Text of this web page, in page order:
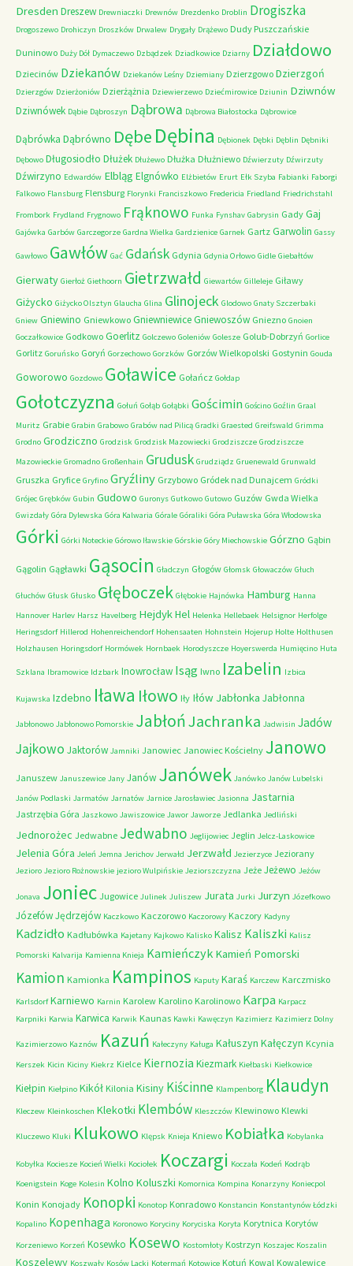
Dresden Dreszew Drewniaczki Drewnów Drezdenko Droblin Drogiszka
Drogoszewo Drohiczyn Droszków Drwalew Drygały Drążewo Dudy Puszczańskie
Duninowo Duży Dół Dymaczewo Dzbądzek Dziadkowice Dziarny Działdowo
Dziecinów Dziekanów Dziekanów Leśny Dziemiany Dzierzgowo Dzierzgoń
Dzierzgów Dzierżoniów Dzierżążnia Dziewierzewo Dziećmirowice Dziunin Dziwnów
Dziwnówek Dąbie Dąbroszyn Dąbrowa Dąbrowa Białostocka Dąbrowice
Dąbrówka Dąbrówno Dębe Dębina Dębionek Dębki Dęblin Dębniki
Dębowo Długosiodło Dłużek Dłużewo Dłużka Dłużniewo Dźwierzuty Dźwirzuty
Dźwirzyno Edwardów Elbląg Elgnówko Elżbietów Erurt Ełk Szyba Fabianki Faborgi
Falkowo Flansburg Flensburg Florynki Franciszkowo Fredericia Friedland Friedrichstahl
Frombork Frydland Frygnowo Frąknowo Funka Fynshav Gabrysin Gady Gaj
Gajówka Garbów Garczegorze Gardna Wielka Gardzienice Garnek Gartz Garwolin Gassy
Gawłowo Gawłów Gać Gdańsk Gdynia Gdynia Orłowo Gidle Giebałtów
Gierwaty Gierłoż Giethoorn Gietrzwałd Giewartów Gilleleje Giławy
Giżycko Giżycko Olsztyn Glaucha Glina Glinojeck Glodowo Gnaty Szczerbaki
Gniew Gniewino Gniewkowo GniewniewiceGniewoszów Gniezno Gnoien
Goczałkowice Godkowo Goerlitz Golczewo Goleniów Golesze Golub-Dobrzyń Gorlice
Gorlitz Goruńsko Goryń Gorzechowo Gorzków Gorzów Wielkopolski Gostynin Gouda
Goworowo Gozdowo Goławice Gołańcz Gołdap
Gołotczyzna Gołuń Gołąb Gołąbki Gościmin Gościno Goźlin Graal
Muritz Grabie Grabin Grabowo Grabów nad Pilicą Gradki Graested Greifswald Grimma
Grodno Grodziczno Grodzisk Grodzisk Mazowiecki Grodziszcze Grodziszcze
Mazowieckie Gromadno Großenhain Grudusk Grudziądz Gruenewald Grunwald
Gruszka Gryfice Gryfino Gryźliny Grzybowo Gródek nad Dunajcem Gródki
Grójec Grębków Gubin Gudowo Guronys Gutkowo Gutowo Guzów Gwda Wielka
Gwizdały Góra Dylewska Góra Kalwaria Górale Góraliki Góra Puławska Góra Włodowska
Górki Górki Noteckie Górowo Iławskie Górskie Góry Miechowskie Górzno Gąbin
Gągolin Gągławki Gąsocin Gładczyn Głogów Głomsk Głowaczów Głuch
Głuchów Głusk Głusko Głęboczek Głębokie Hajnówka Hamburg Hanna
Hannover Harlev Harsz Havelberg HejdykHel Helenka Hellebaek Helsignor Herfolge
Heringsdorf Hillerod Hohenreichendorf Hohensaaten Hohnstein Hojerup Holte Holthusen
Holzhausen Horingsdorf Hormówek Hornbaek Horodyszcze Hoyerswerda Humięcino Huta
Szklana Ibramowice Idzbark Inowrocław Isąg Iwno Izabelin Izbica
Kujawska Izdebno Iława Iłowo Iły Iłów Jabłonka Jabłonna
Jabłonowo Jabłonowo Pomorskie JabłońJachranka Jadwisin Jadów
Jajkowo Jaktorów Jamniki Janowiec Janowiec Kościelny Janowo
Januszew Januszewice Jany Janów Janówek Janówko Janów Lubelski
Janów Podlaski Jarmatów Jarnatów Jarnice Jarosławiec Jasionna Jastarnia
Jastrzębia Góra Jaszkowo Jawiszowice Jawor Jaworze Jedlanka Jedliński
Jednorożec Jedwabne Jedwabno Jeglijowiec Jeglin Jelcz-Laskowice
Jelenia Góra Jeleń Jemna Jerichov Jerwałd Jerzwałd Jezierzyce Jeziorany
Jezioro Jezioro Rożnowskie jezioro Wulpińskie Jeziorszczyzna Jeże Jeżewo Jeżów
Jonava Joniec Jugowice Julinek Juliszew Jurata Jurki Jurzyn Józefkowo
JózefówJędrzejów Kaczkowo Kaczorowo Kaczorowy Kaczory Kadyny
Kadzidło Kadłubówka Kajetany Kajkowo Kalisko Kalisz Kaliszki Kalisz
Pomorski Kalvarija Kamienna Knieja Kamieńczyk Kamień Pomorski
Kamion Kamionka Kampinos Kaputy Karaś Karczew Karczmisko
Karlsdorf Karniewo Karnin Karolew Karolino Karolinowo Karpa Karpacz
Karpniki Karwia Karwica Karwik Kaunas Kawki Kawęczyn Kazimierz Kazimierz Dolny
Kazimierzowo Kaznów Kazuń Kałeczyny Kaługa Kałuszyn Kałęczyn Kcynia
Kerszek Kicin Kiciny Kiekrz Kielce Kiernozia Kiezmark Kiełbaski Kiełkowice
Kiełpin Kiełpino Kikół Kilonia Kisiny Kiścinne Klampenborg Klaudyn
Kleczew Kleinkoschen Klekotki Klembów Kleszczów Klewinowo Klewki
Kluczewo Kluki Klukowo Klępsk Knieja Kniewo Kobiałka Kobylanka
Kobyłka Kociesze Kocień Wielki Kociołek Koczargi Koczała Kodeń Kodrąb
Koenigstein Koge Kolesin Kolno Koluszki Komornica Kompina Konarzyny Koniecpol
Konin Konojady Konopki Konotop Konradowo Konstancin Konstantynów Łódzki
Kopalino Kopenhaga Koronowo Koryciny Koryciska Koryta Korytnica Korytów
Korzeniewo Korzeń Kosewko Kosewo Kostomłoty Kostrzyn Koszajec Koszalin
Koszelewy Koszwały Kosów Lacki Kotermań Kotowice Kotuń Kowal Kowalewice